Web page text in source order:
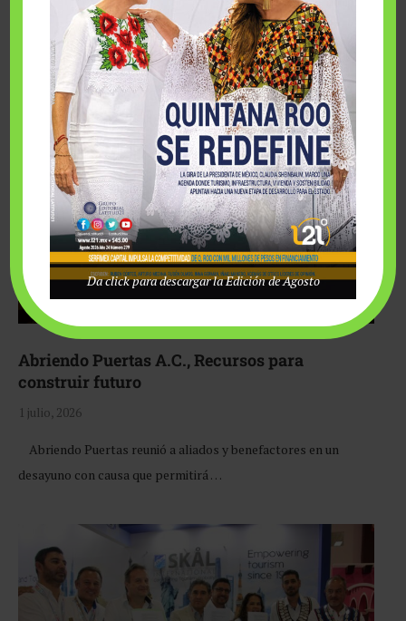
Fairmont Mayakoba y Make-A-Wish México unieron
esfuerzos para hacer realidad el deseo de una …
Abriendo Puertas A.C., Recursos para
construir futuro
1 julio, 2026
Abriendo Puertas reunió a aliados y benefactores en un
desayuno con causa que permitirá …
Da click para descargar la Edición de Agosto